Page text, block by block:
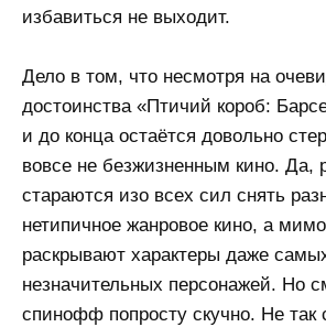
избавиться не выходит.
Дело в том, что несмотря на
достоинства «Птичий короб:
и до конца остаётся довольно
вовсе не безжизненным кино. Да,
стараются изо всех сил снять
нетипичное жанровое кино, а
раскрывают характеры даже
незначительных персонажей. Но
спинофф попросту скучно. Не так